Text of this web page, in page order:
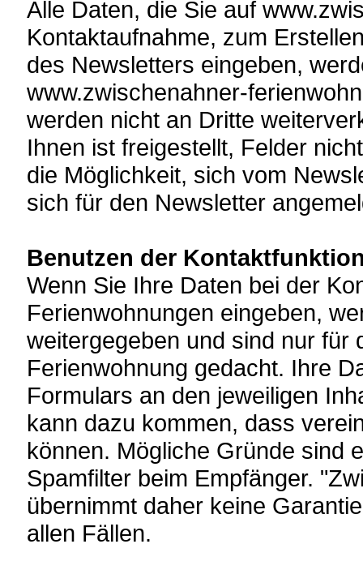
Alle Daten, die Sie auf
Kontaktaufnahme, zum
des Newsletters eingeben,
www.zwischenahner-
werden nicht an Dritte
Ihnen ist freigestellt, Felder
die Möglichkeit, sich vom
sich für den Newsletter
Benutzen der
Wenn Sie Ihre Daten bei der
Ferienwohnungen eingeben,
weitergegeben und sind nur für
Ferienwohnung gedacht. Ihre
Formulars an den jeweiligen
kann dazu kommen, dass
können. Mögliche Gründe sind
Spamfilter beim Empfänger.
übernimmt daher keine
allen Fällen.